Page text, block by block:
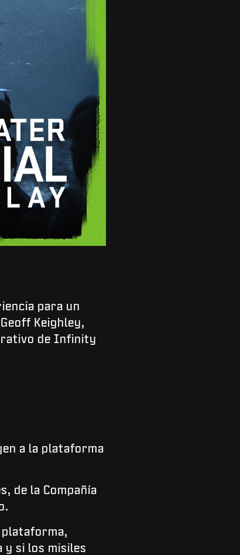
para un
Keighley,
de Infinity
a la plataforma
de la Compañía
plataforma,
y si los misiles